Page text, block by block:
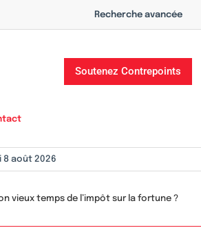
Recherche avancée
Soutenez Contrepoints
8 août 2026
vieux temps de l’impôt sur la fortune ?